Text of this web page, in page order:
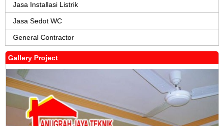
Jasa Installasi Listrik
Jasa Sedot WC
General Contractor
Gallery Project